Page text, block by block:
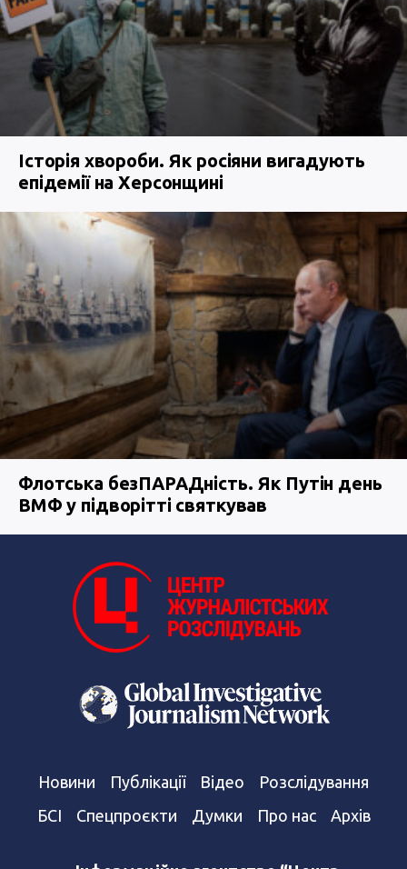
Історія хвороби. Як росіяни вигадують
епідемії на Херсонщині
Флотська безПАРАДність. Як Путін день
ВМФ у підворітті святкував
Новини Публікації Відео
Розслідування
БСІ
Спецпроєкти Думки Про нас Архів